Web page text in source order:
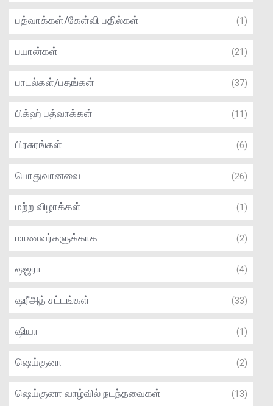
பத்வாக்கள்/கேள்வி பதில்கள் (1)
பயான்கள் (21)
பாடல்கள்/பதங்கள் (37)
பிக்ஹ் பத்வாக்கள் (11)
பிரசுரங்கள் (6)
பொதுவானவை (26)
மற்ற விழாக்கள் (1)
மாணவர்களுக்காக (2)
ஷஜரா (4)
ஷரீஅத் சட்டங்கள் (33)
ஷியா (1)
ஷெய்குனா (2)
ஷெய்குனா வாழ்வில் நடந்தவைகள் (13)